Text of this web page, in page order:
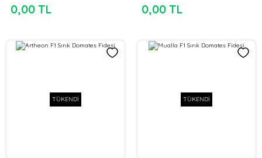
0,00 TL 0,00 TL
TÜKENDİ TÜKENDİ